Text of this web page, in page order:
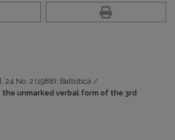
24 No. 2 (1988): Baltistica /
unmarked verbal form of the 3rd